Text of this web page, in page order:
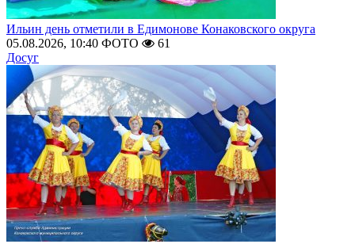
Ильин день отметили в Едимонове Конаковского округа
05.08.2026, 10:40 ФОТО
61
Досуг